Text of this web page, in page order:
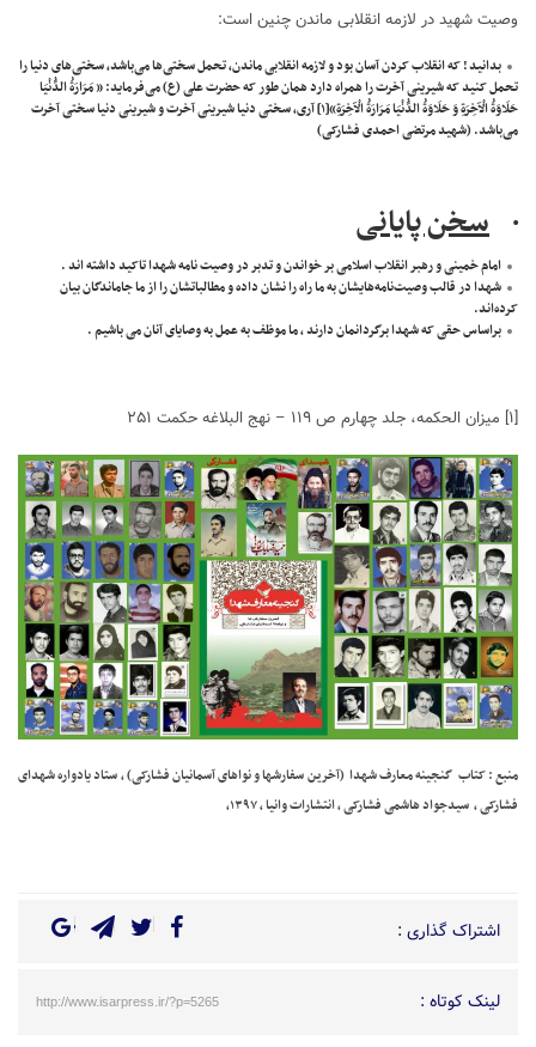
وصیت شهید در لازمه انقلابی ماندن چنین است:
بدانید ! که انقلاب کردن آسان بود و لازمه انقلابی ماندن، تحمل سختی‌ها می‌باشد، سختی‌های دنیا را
تحمل کنید که شیرینی آخرت را همراه دارد همان طور که حضرت علی (ع) می‌فرماید: « مَرَارَةُ الدُّنْيَا
حَلَاوَةُ الْآخِرَةِ وَ حَلَاوَةُ الدُّنْيَا مَرَارَةُ الْآخِرَةِ»[۱] آری، سختی دنیا شیرینی آخرت و شیرینی دنیا سختی آخرت
می‌باشد. (شهید مرتضی احمدی فشارکی)
· سخن پایانی
امام خمینی و رهبر انقلاب اسلامی بر خواندن و تدبر در وصیت نامه شهدا تاکید داشته اند .
شهدا در قالب وصیت‌نامه‌هایشان به ما راه را نشان داده و مطالباتشان را از ما جاماندگان بیان
کرده‌اند.
براساس حقی که شهدا برگردانمان دارند ، ما موظف به عمل به وصایای آنان می باشیم .
[۱] میزان الحکمه، جلد چهارم ص ۱۱۹ – نهج البلاغه حکمت ۲۵۱
منبع : کتاب گنجینه معارف شهدا (آخرین سفارشها و نواهای آسمانیان فشارکی) ، ستاد یادواره شهدای
فشارکی ، سیدجواد هاشمی فشارکی ، انتشارات وانیا ،۱۳۹۷،
اشتراک گذاری :
لینک کوتاه : http://www.isarpress.ir/?p=5265